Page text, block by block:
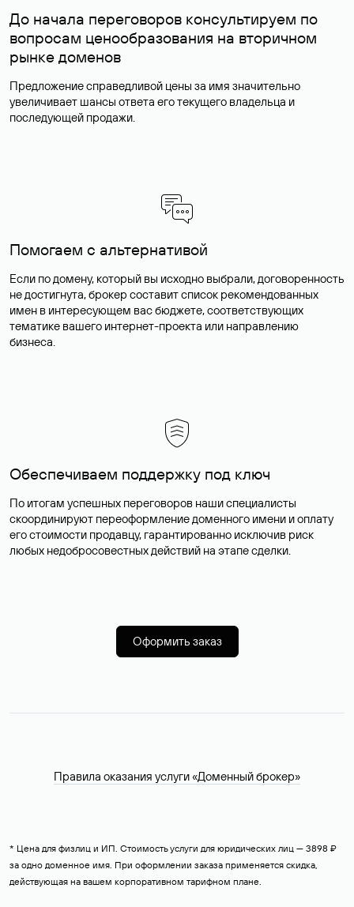
До начала переговоров консультируем по
вопросам ценообразования на вторичном
рынке доменов
Предложение справедливой цены за имя значительно
увеличивает шансы ответа его текущего владельца и
последующей продажи.
Помогаем с альтернативой
Если по домену, который вы исходно выбрали, договоренность
не достигнута, брокер составит список рекомендованных
имен в интересующем вас бюджете, соответствующих
тематике вашего интернет-проекта или направлению
бизнеса.
Обеспечиваем поддержку под ключ
По итогам успешных переговоров наши специалисты
скоординируют переоформление доменного имени и оплату
его стоимости продавцу, гарантированно исключив риск
любых недобросовестных действий на этапе сделки.
Оформить заказ
Правила оказания услуги «Доменный брокер»
* Цена для физлиц и ИП. Стоимость услуги для юридических лиц — 3898 ₽
за одно доменное имя. При оформлении заказа применяется скидка,
действующая на вашем корпоративном тарифном плане.